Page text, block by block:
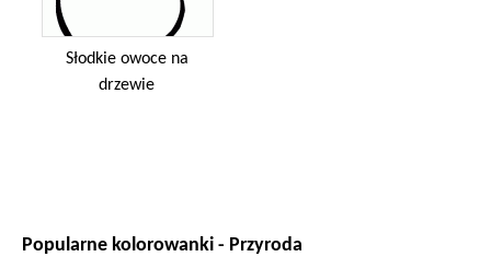
Słodkie owoce na
drzewie
Popularne kolorowanki - Przyroda